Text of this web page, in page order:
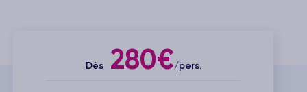
Dès280€/pers.